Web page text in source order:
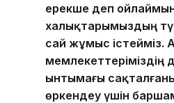
ерекше деп
халықтарымыздың
сай жұмыс істейміз.
мемлекеттеріміздің
ынтымағы
өркендеу үшін